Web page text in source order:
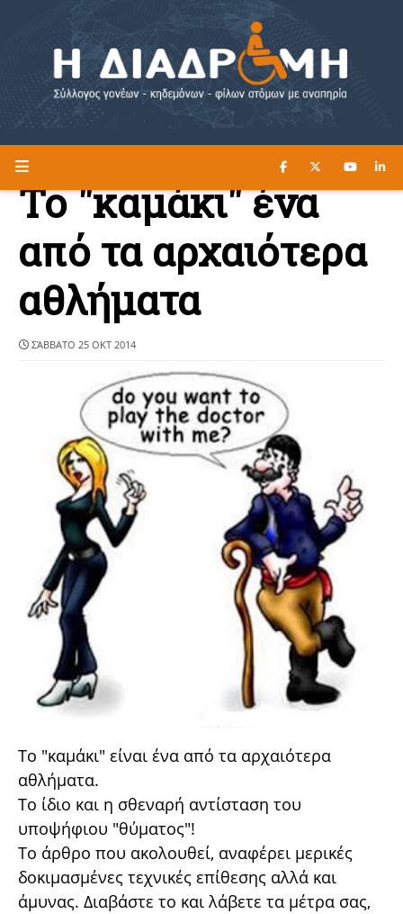
Η ΔΙΑΔΡΟΜΗ ΔΙΑΒΑΣΤΕ ΕΔΩ ►
Το "καμάκι" ένα
από τα αρχαιότερα
αθλήματα
ΣΆΒΒΑΤΟ 25 ΟΚΤ 2014
Το "καμάκι" είναι ένα από τα αρχαιότερα
αθλήματα.
Το ίδιο και η σθεναρή αντίσταση του
υποψήφιου "θύματος"!
Το άρθρο που ακολουθεί, αναφέρει μερικές
δοκιμασμένες τεχνικές επίθεσης αλλά και
άμυνας. Διαβάστε το και λάβετε τα μέτρα σας,